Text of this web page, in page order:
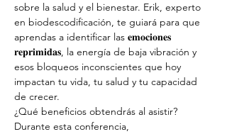
sobre la salud y el bienestar. Erik, experto
en biodescodificación, te guiará para que
aprendas a identificar las 𝐞𝐦𝐨𝐜𝐢𝐨𝐧𝐞𝐬
𝐫𝐞𝐩𝐫𝐢𝐦𝐢𝐝𝐚𝐬, la energía de baja vibración y
esos bloqueos inconscientes que hoy
impactan tu vida, tu salud y tu capacidad
de crecer.
¿Qué beneficios obtendrás al asistir?
Durante esta conferencia,